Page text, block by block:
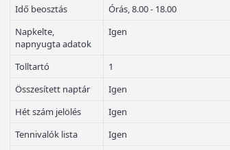
Idő beosztás
Órás, 8.00 - 18.00
Napkelte,
napnyugta adatok
Igen
Tolltartó
1
Összesített naptár
Igen
Hét szám jelölés
Igen
Tennivalók lista
Igen